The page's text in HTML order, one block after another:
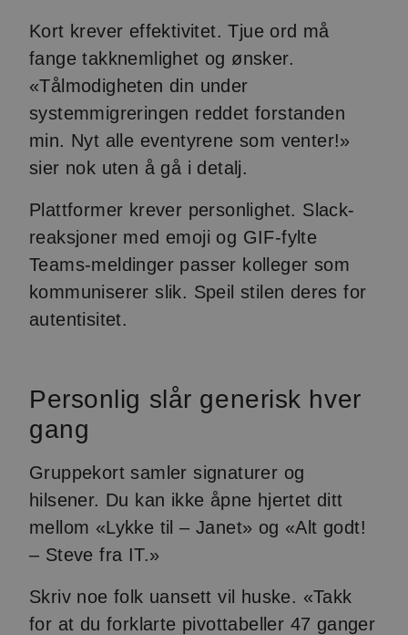
Kort krever effektivitet. Tjue ord må
fange takknemlighet og ønsker.
«Tålmodigheten din under
systemmigreringen reddet forstanden
min. Nyt alle eventyrene som venter!»
sier nok uten å gå i detalj.
Plattformer krever personlighet. Slack-
reaksjoner med emoji og GIF-fylte
Teams-meldinger passer kolleger som
kommuniserer slik. Speil stilen deres for
autentisitet.
Personlig slår generisk hver
gang
Gruppekort samler signaturer og
hilsener. Du kan ikke åpne hjertet ditt
mellom «Lykke til – Janet» og «Alt godt!
– Steve fra IT.»
Skriv noe folk uansett vil huske. «Takk
for at du forklarte pivottabeller 47 ganger